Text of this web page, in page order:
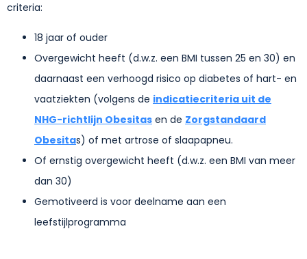
criteria:
18 jaar of ouder
Overgewicht heeft (d.w.z. een BMI tussen 25 en 30) en
daarnaast een verhoogd risico op diabetes of hart- en
vaatziekten (volgens de indicatiecriteria uit de
NHG-richtlijn Obesitas en de Zorgstandaard
Obesitas) of met artrose of slaapapneu.
Of ernstig overgewicht heeft (d.w.z. een BMI van meer
dan 30)
Gemotiveerd is voor deelname aan een
leefstijlprogramma